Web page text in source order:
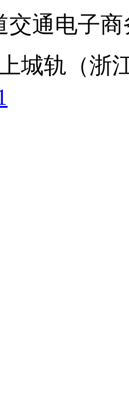
交通电子
城轨（